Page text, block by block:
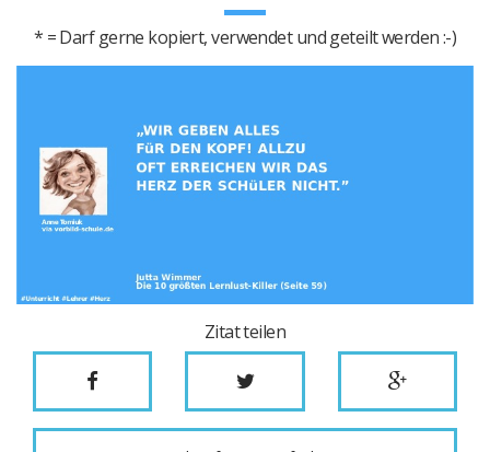
* = Darf gerne kopiert, verwendet und geteilt werden :-)
Zitat teilen